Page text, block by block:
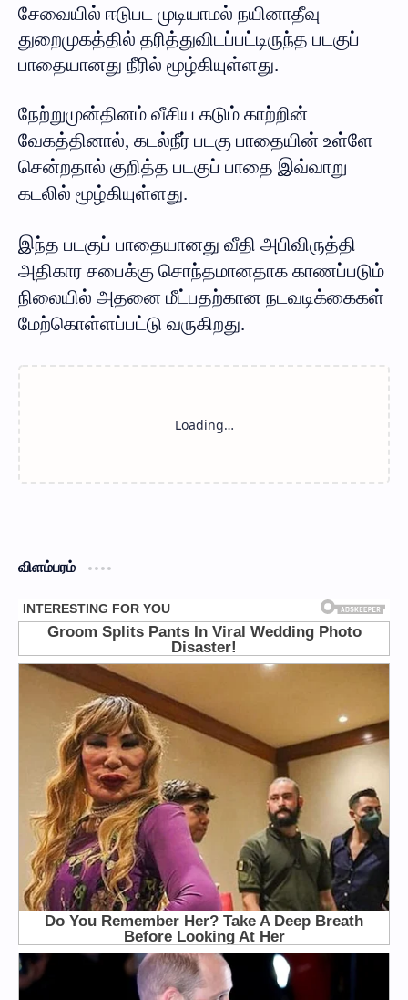
சேவையில் ஈடுபட முடியாமல் நயினாதீவு
துறைமுகத்தில் தரித்துவிடப்பட்டிருந்த படகுப்
பாதையானது நீரில் மூழ்கியுள்ளது.
நேற்றுமுன்தினம் வீசிய கடும் காற்றின்
வேகத்தினால், கடல்நீர் படகு பாதையின் உள்ளே
சென்றதால் குறித்த படகுப் பாதை இவ்வாறு
கடலில் மூழ்கியுள்ளது.
இந்த படகுப் பாதையானது வீதி அபிவிருத்தி
அதிகார சபைக்கு சொந்தமானதாக காணப்படும்
நிலையில் அதனை மீட்பதற்கான நடவடிக்கைகள்
மேற்கொள்ளப்பட்டு வருகிறது.
விளம்பரம்